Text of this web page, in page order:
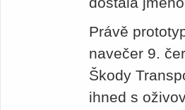
Právě
navečer 9.
Škody
ihned s